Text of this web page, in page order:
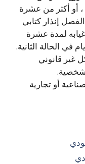
أو أكثر من عشرة
إنذار كتابي
لمدة عشرة
في الحالة الثانية.
غير قانوني
أو تجارية